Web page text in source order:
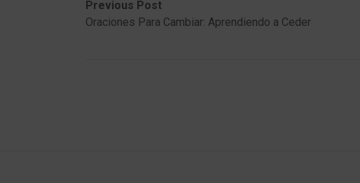
Previous Post
Oraciones Para Cambiar: Aprendiendo a Ceder